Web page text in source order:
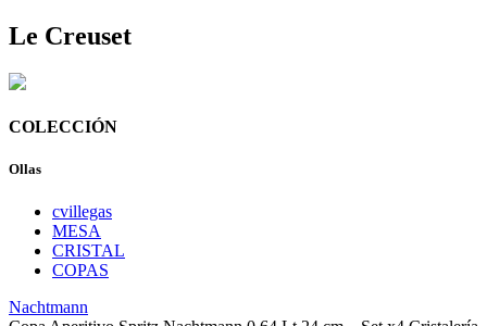
Le Creuset
COLECCIÓN
Ollas
cvillegas
MESA
CRISTAL
COPAS
Nachtmann